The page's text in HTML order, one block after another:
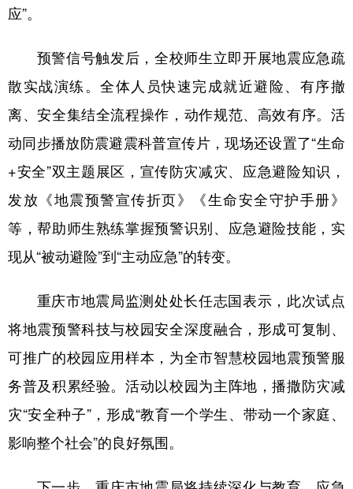
应”。
预警信号触发后，全校师生立即开展地震应急疏
散实战演练。全体人员快速完成就近避险、有序撤
离、安全集结全流程操作，动作规范、高效有序。活
动同步播放防震避震科普宣传片，现场还设置了“生命
+安全”双主题展区，宣传防灾减灾、应急避险知识，
发放《地震预警宣传折页》《生命安全守护手册》
等，帮助师生熟练掌握预警识别、应急避险技能，实
现从“被动避险”到“主动应急”的转变。
重庆市地震局监测处处长任志国表示，此次试点
将地震预警科技与校园安全深度融合，形成可复制、
可推广的校园应用样本，为全市智慧校园地震预警服
务普及积累经验。活动以校园为主阵地，播撒防灾减
灾“安全种子”，形成“教育一个学生、带动一个家庭、
影响整个社会”的良好氛围。